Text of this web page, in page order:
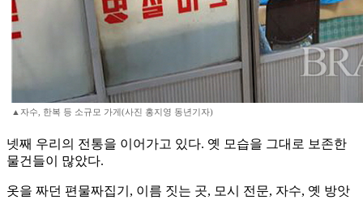
▲자수, 한복 등 소규모 가게(사진 홍지영 동년기자)
넷째 우리의 전통을 이어가고 있다. 옛 모습을 그대로 보존한
물건들이 많았다.
옷을 짜던 편물짜집기, 이름 짓는 곳, 모시 전문, 자수, 옛 방앗